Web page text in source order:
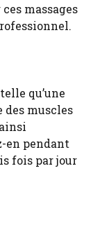
massages
qu’une
muscles
en pendant
fois par jour